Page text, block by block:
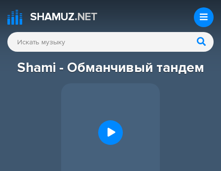
SHAMUZ.NET
Shami - Обманчивый тандем